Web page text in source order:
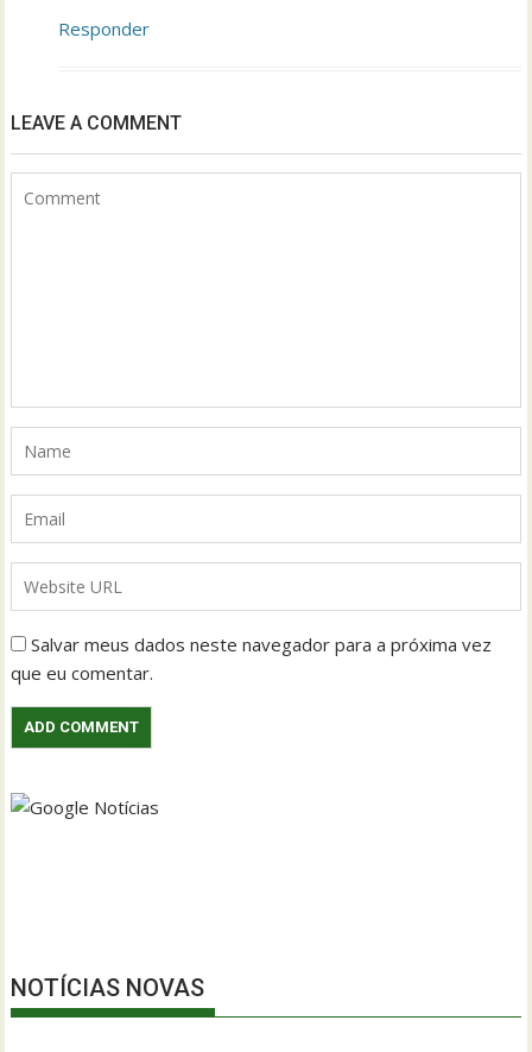
Responder
LEAVE A COMMENT
Salvar meus dados neste navegador para a próxima vez
que eu comentar.
NOTÍCIAS NOVAS